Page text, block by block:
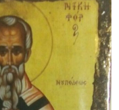
Προσθήκη
στα
αγαπημένα